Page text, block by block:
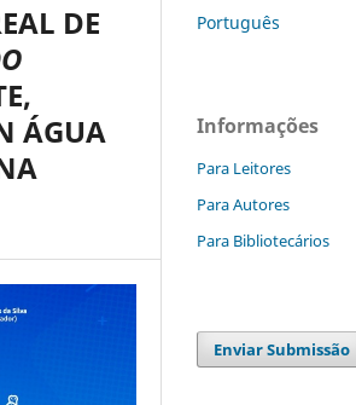
DE
ÁGUA
Português
Informações
Para Leitores
Para Autores
Para Bibliotecários
Enviar Submissão